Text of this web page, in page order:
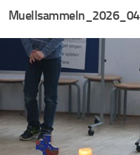
Muellsammeln_2026_04